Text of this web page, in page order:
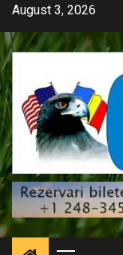
Skip
content
August 3, 2026